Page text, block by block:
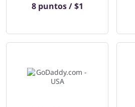
8 puntos / $1